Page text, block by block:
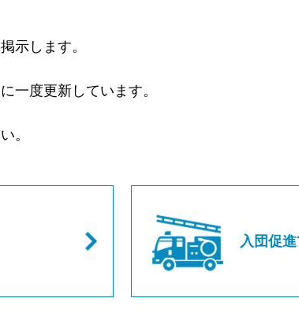
示します。
度更新しています。
。
入団促